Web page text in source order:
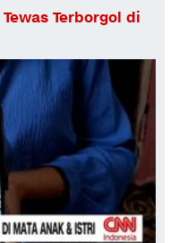
Terborgol di